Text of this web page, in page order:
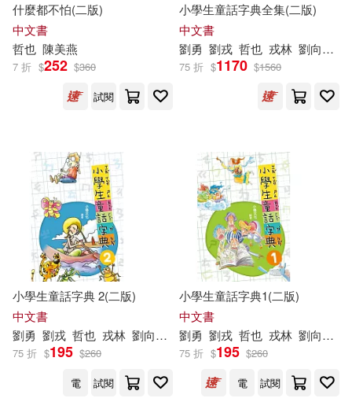
（日）政木哲也(1)
（日）本田哲也，（日）田端信太
（日）栗田哲也(1)
（日）桑原晃彌(1)
（日）楠田哲也(1)
（日）河野哲也，（日）菅原嘉
子，（日）長島廣美(1)
（日）田中正人著，（日）齋藤哲
什麼都不怕(二版)
中文書
哲也 陳美燕
7 折 $252 $360
試閱
小學生童話字典全集(二版)
中文書
劉勇 劉戎 哲也 戎林 劉向偉
75 折 $1170 $1560
小學生童話字典 2(二版)
中文書
劉勇 劉戎 哲也 戎林 劉向偉 李詩鵬工作室
75 折 $195 $260
電
試閱
小學生童話字典1(二版)
中文書
劉勇 劉戎 哲也 戎林 劉向偉
75 折 $195 $260
電
試閱